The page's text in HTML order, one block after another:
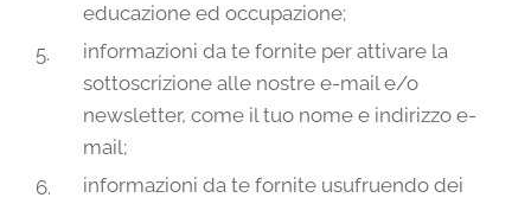
educazione ed occupazione;
informazioni da te fornite per attivare la
sottoscrizione alle nostre e-mail e/o
newsletter, come il tuo nome e indirizzo e-
mail;
informazioni da te fornite usufruendo dei